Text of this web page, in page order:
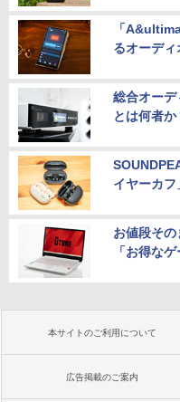
「
るオーデ
総合オー
とは何者か
イヤーカ
お値段そ
「お得な
本サイトのご利用について
広告掲載のご案内